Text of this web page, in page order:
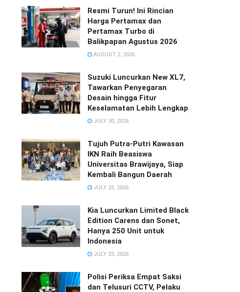
Resmi Turun! Ini Rincian
Harga Pertamax dan
Pertamax Turbo di
Balikpapan Agustus 2026
AUGUST 2, 2026
Suzuki Luncurkan New XL7,
Tawarkan Penyegaran
Desain hingga Fitur
Keselamatan Lebih Lengkap
JULY 30, 2026
Tujuh Putra-Putri Kawasan
IKN Raih Beasiswa
Universitas Brawijaya, Siap
Kembali Bangun Daerah
JULY 25, 2026
Kia Luncurkan Limited Black
Edition Carens dan Sonet,
Hanya 250 Unit untuk
Indonesia
JULY 25, 2026
Polisi Periksa Empat Saksi
dan Telusuri CCTV, Pelaku